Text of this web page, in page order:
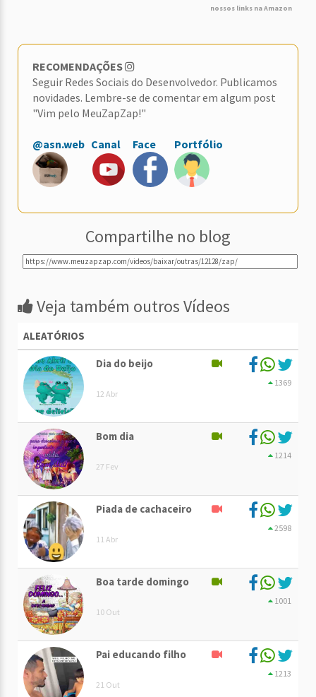
nossos links na Amazon
RECOMENDAÇÕES
Seguir Redes Sociais do Desenvolvedor. Publicamos
novidades. Lembre-se de comentar em algum post
"Vim pelo MeuZapZap!"
@asn.web Canal Face Portfólio
Compartilhe no blog
Veja também outros Vídeos
ALEATÓRIOS
Dia do beijo
12 Abr
1369
Bom dia
27 Fev
1214
Piada de cachaceiro
11 Abr
2598
Boa tarde domingo
10 Out
1001
Pai educando filho
21 Out
1213